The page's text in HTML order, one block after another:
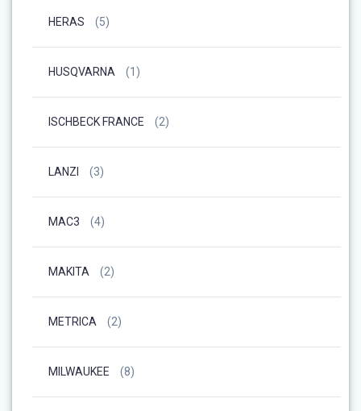
HERAS (5)
HUSQVARNA (1)
ISCHBECK FRANCE (2)
LANZI (3)
MAC3 (4)
MAKITA (2)
METRICA (2)
MILWAUKEE (8)